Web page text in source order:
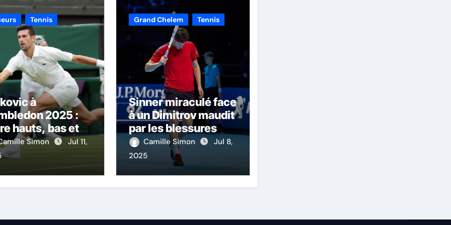
Tennis
à
2025 :
hauts, bas et
popularité
Simon
Jul 11,
Grand Chelem Tennis
Sinner miraculé face
à un Dimitrov maudit
par les blessures
Camille Simon
Jul 8,
2025